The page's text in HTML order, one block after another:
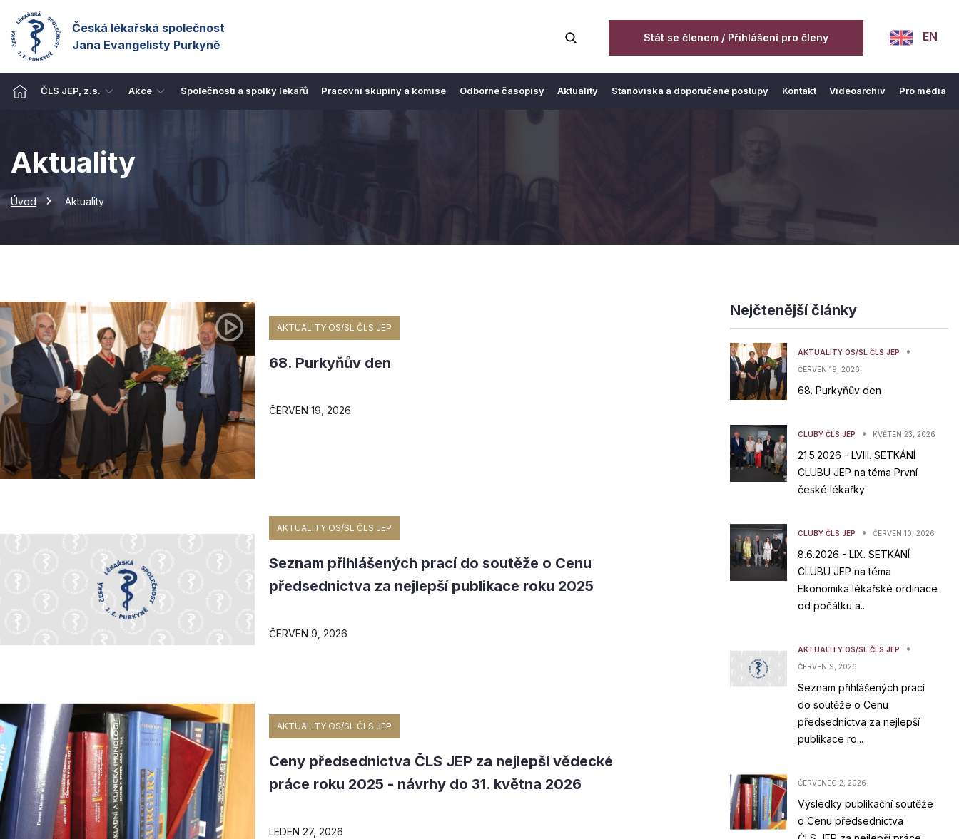
Česká lékařská společnost
Jana Evangelisty Purkyně
ČLS JEP, z.s. Akce Společnosti a spolky lékařů Pracovní skupiny a komise Odborné časopisy Aktuality Stanoviska a doporučené postupy Kontakt Videoarchiv Pro média
Stát se členem / Přihlášení pro členy EN
Aktuality
Úvod Aktuality
AKTUALITY OS/SL ČLS JEP
68. Purkyňův den
ČERVEN 19, 2026
AKTUALITY OS/SL ČLS JEP
Seznam přihlášených prací do soutěže o Cenu
předsednictva za nejlepší publikace roku 2025
ČERVEN 9, 2026
AKTUALITY OS/SL ČLS JEP
Ceny předsednictva ČLS JEP za nejlepší vědecké
práce roku 2025 - návrhy do 31. května 2026
LEDEN 27, 2026
Nejčtenější články
AKTUALITY OS/SL ČLS JEP •
ČERVEN 19, 2026
68. Purkyňův den
CLUBY ČLS JEP • KVĚTEN 23, 2026
21.5.2026 - LVIII. SETKÁNÍ
CLUBU JEP na téma První
české lékařky
CLUBY ČLS JEP • ČERVEN 10, 2026
8.6.2026 - LIX. SETKÁNÍ
CLUBU JEP na téma
Ekonomika lékařské ordinace
od počátku a...
AKTUALITY OS/SL ČLS JEP •
ČERVEN 9, 2026
Seznam přihlášených prací
do soutěže o Cenu
předsednictva za nejlepší
publikace ro...
ČERVENEC 2, 2026
Výsledky publikační soutěže
o Cenu předsednictva